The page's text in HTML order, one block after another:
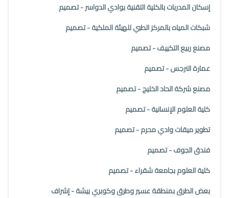
إسكان المدربات بالكلية التقنية بوادي الدواسر - تصميم
شبكات المياه بالمركز الطبي للهيئة الملكية - تصميم
مصنع ربيع التكييف - تصميم
عمارة النرجس - تصميم
مصنع شركة اتحاد الخليج - تصميم
كلية العلوم الإنسانية - تصميم
تطوير ميقات وادي محرم - تصميم
فندق الجوف - تصميم
كلية العلوم بجامعة شقراء - تصميم
بعض الطرق بمنطقة عسير وطرق وكوبري بيشة - إشراف